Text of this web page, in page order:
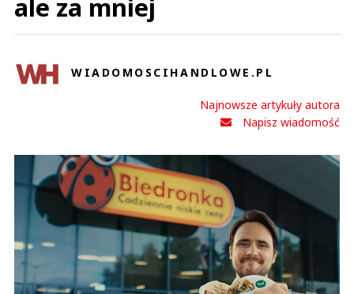
ale za mniej
WIADOMOSCIHANDLOWE.PL
Najnowsze artykuły autora
Napisz wiadomość